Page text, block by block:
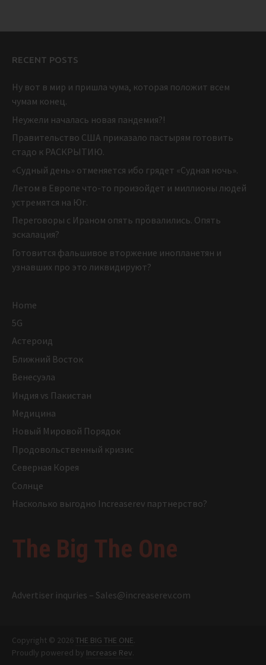
RECENT POSTS
Ну вот в мир и пришла чума, которая положит всем
чумам конец.
Неужели началась новая пандемия?!
Правительство США приказало пастырям готовить
стадо к РАСКРЫТИЮ.
«Судный день» отменяется ибо грядет «Судная ночь».
Летом в Европе что-то произойдет и миллионы людей
устремятся на Юг.
Переговоры с Ираном опять провалились. Опять
эскалация?
Готовится фальшивое вторжение инопланетян и
узнавших про это ликвидируют?
Home
5G
Астероид
Ближний Восток
Венесуэла
Индия vs Пакистан
Медицина
Новый Мировой Порядок
Продовольственный кризис
Северная Корея
Солнце
Насколько выгодно Increaserev партнерство?
The Big The One
Advertiser inquries – Sales@increaserev.com
Copyright © 2026THE BIG THE ONE.
Proudly powered by Increase Rev.